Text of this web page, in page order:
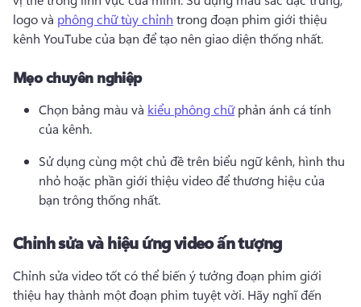
logo và phông chữ tùy chỉnh trong đoạn phim giới thiệu
kênh YouTube của bạn để tạo nên giao diện thống nhất.
Mẹo chuyên nghiệp
Chọn bảng màu và kiểu phông chữ phản ánh cá tính
của kênh.
Sử dụng cùng một chủ đề trên biểu ngữ kênh, hình thu
nhỏ hoặc phần giới thiệu video để thương hiệu của
bạn trông thống nhất.
Chỉnh sửa và hiệu ứng video ấn tượng
Chỉnh sửa video tốt có thể biến ý tưởng đoạn phim giới
thiệu hay thành một đoạn phim tuyệt vời. Hãy nghĩ đến